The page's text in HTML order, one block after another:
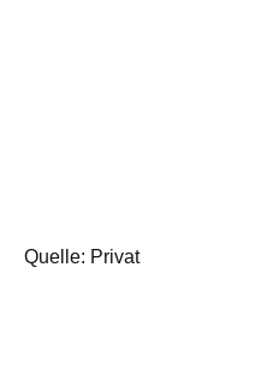
Quelle: Privat